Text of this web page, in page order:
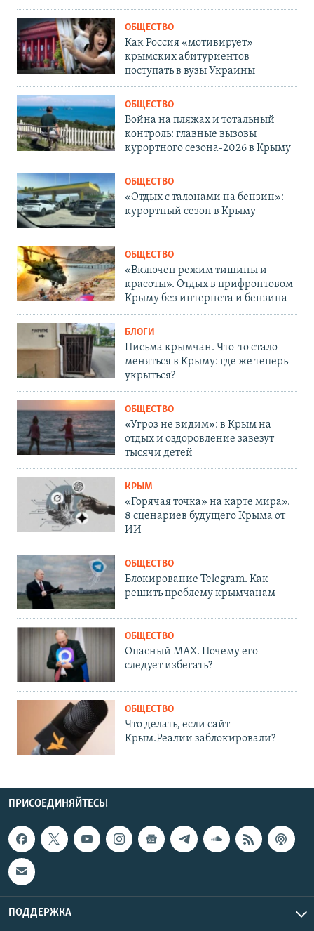
ОБЩЕСТВО
Как Россия «мотивирует»
крымских абитуриентов
поступать в вузы Украины
ОБЩЕСТВО
Война на пляжах и тотальный
контроль: главные вызовы
курортного сезона-2026 в Крыму
ОБЩЕСТВО
«Отдых с талонами на бензин»:
курортный сезон в Крыму
ОБЩЕСТВО
«Включен режим тишины и
красоты». Отдых в прифронтовом
Крыму без интернета и бензина
БЛОГИ
Письма крымчан. Что-то стало
меняться в Крыму: где же теперь
укрыться?
ОБЩЕСТВО
«Угроз не видим»: в Крым на
отдых и оздоровление завезут
тысячи детей
КРЫМ
«Горячая точка» на карте мира».
8 сценариев будущего Крыма от
ИИ
ОБЩЕСТВО
Блокирование Telegram. Как
решить проблему крымчанам
ОБЩЕСТВО
Опасный MAX. Почему его
следует избегать?
ОБЩЕСТВО
Что делать, если сайт
Крым.Реалии заблокировали?
ПРИСОЕДИНЯЙТЕСЬ!
ПОДДЕРЖКА